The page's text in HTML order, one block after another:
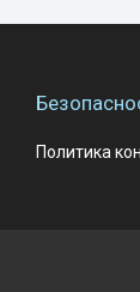
Политика